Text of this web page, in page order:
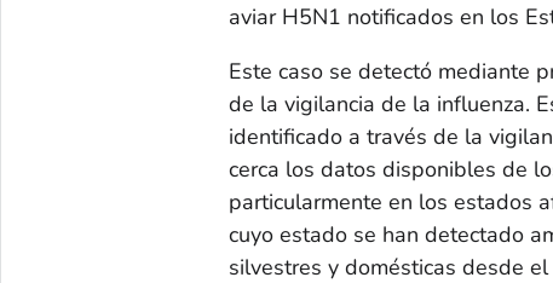
aviar H5N1 notificados en los
Este caso se detectó mediante
de la vigilancia de la influenza.
identificado a través de la
cerca los datos disponibles de
particularmente en los estados
cuyo estado se han detectado
silvestres y domésticas desde